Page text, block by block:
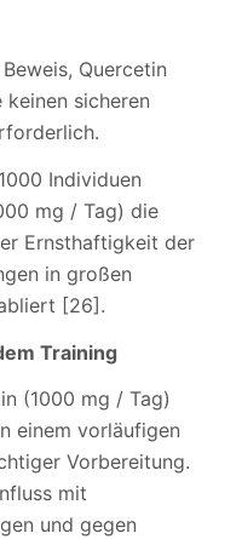
Quercetin
sicheren
Individuen
mg / Tag) die
Ernsthaftigkeit der
in großen
[26].
Training
(1000 mg / Tag)
einem vorläufigen
Vorbereitung.
mit
und gegen